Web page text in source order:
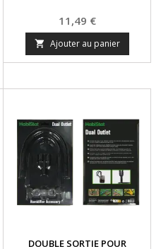
Prix
11,49 €
 Ajouter au panier
DOUBLE SORTIE POUR